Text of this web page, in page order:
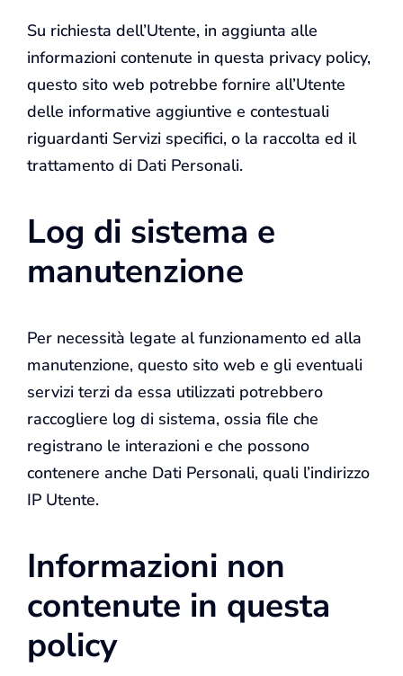
Su richiesta dell’Utente, in aggiunta alle
informazioni contenute in questa privacy policy,
questo sito web potrebbe fornire all’Utente
delle informative aggiuntive e contestuali
riguardanti Servizi specifici, o la raccolta ed il
trattamento di Dati Personali.
Log di sistema e
manutenzione
Per necessità legate al funzionamento ed alla
manutenzione, questo sito web e gli eventuali
servizi terzi da essa utilizzati potrebbero
raccogliere log di sistema, ossia file che
registrano le interazioni e che possono
contenere anche Dati Personali, quali l’indirizzo
IP Utente.
Informazioni non
contenute in questa
policy